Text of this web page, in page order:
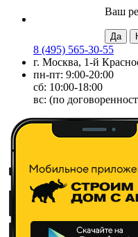
Ваш
8 (495) 565-30-55
г. Москва, 1-й
пн-пт: 9:00-20:00
сб: 10:00-18:00
вс: (по